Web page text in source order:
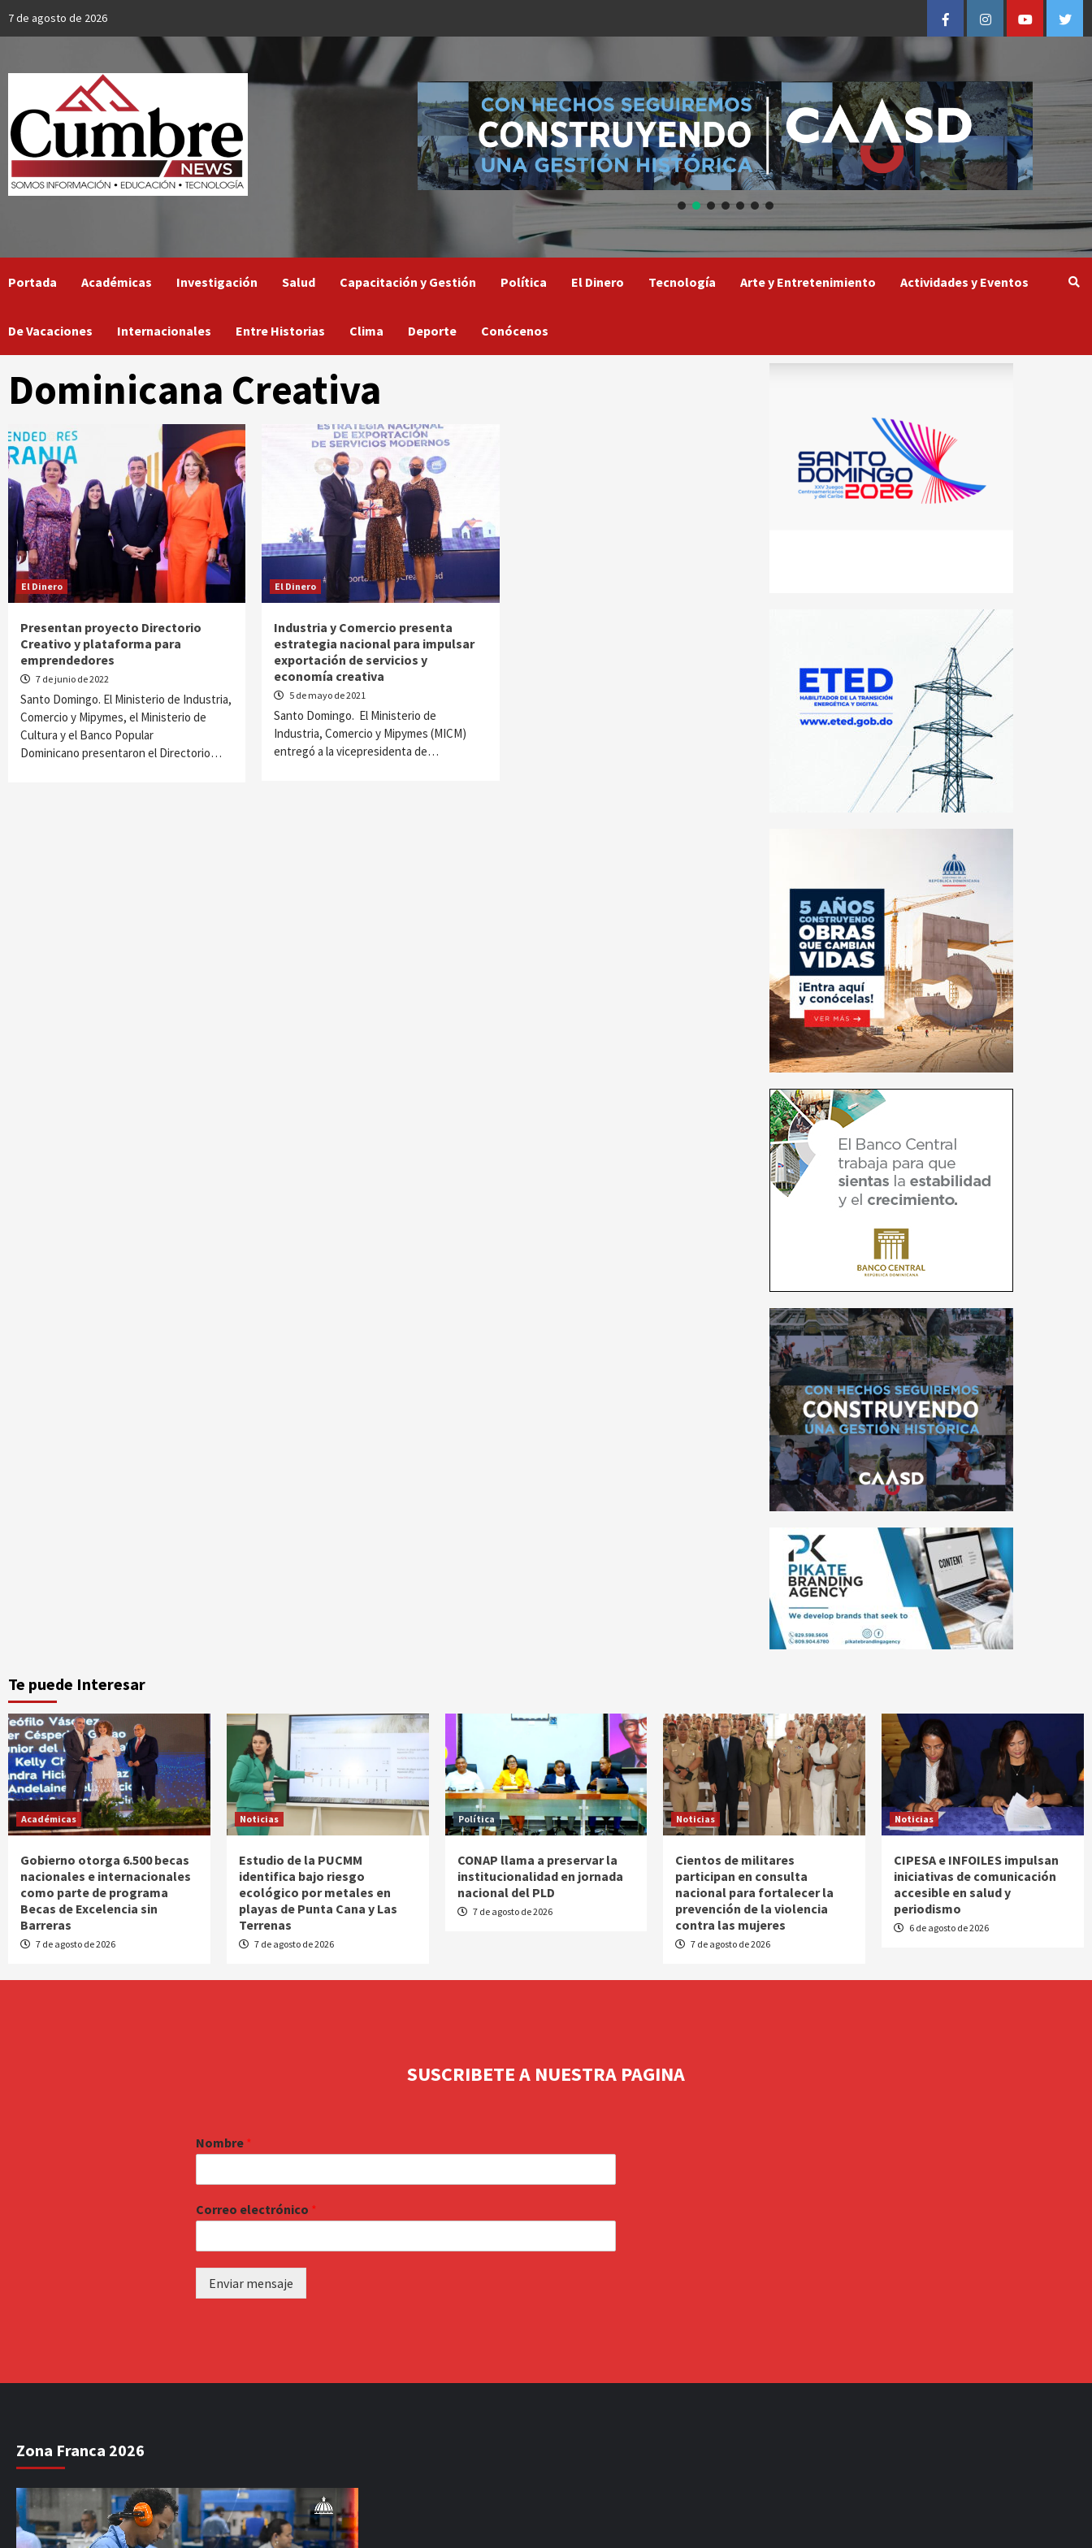
7 de agosto de 2026 FacebookInstagramYoutube
Portada Académicas Investigación Salud Capacitación y Gestión Política El Dinero Tecnología Arte y Entretenimiento Actividades y Eventos
De Vacaciones Internacionales Entre Historias Clima Deporte Conócenos
Dominicana Creativa
El Dinero
Presentan proyecto Directorio
Creativo y plataforma para
emprendedores
7 de junio de 2022
Santo Domingo. El Ministerio de Industria,
Comercio y Mipymes, el Ministerio de
Cultura y el Banco Popular
Dominicano presentaron el Directorio…
El Dinero
Industria y Comercio presenta
estrategia nacional para impulsar
exportación de servicios y
economía creativa
5 de mayo de 2021
Santo Domingo. El Ministerio de
Industria, Comercio y Mipymes (MICM)
entregó a la vicepresidenta de…
Te puede Interesar
Académicas
Gobierno otorga 6.500 becas
nacionales e internacionales
como parte de programa
Becas de Excelencia sin
Barreras
7 de agosto de 2026
Noticias
Estudio de la PUCMM
identifica bajo riesgo
ecológico por metales en
playas de Punta Cana y Las
Terrenas
7 de agosto de 2026
Política
CONAP llama a preservar la
institucionalidad en jornada
nacional del PLD
7 de agosto de 2026
Noticias
Cientos de militares
participan en consulta
nacional para fortalecer la
prevención de la violencia
contra las mujeres
7 de agosto de 2026
Noticias
CIPESA e INFOILES impulsan
iniciativas de comunicación
accesible en salud y
periodismo
6 de agosto de 2026
SUSCRIBETE A NUESTRA PAGINA
Nombre *
Correo electrónico *
Enviar mensaje
Zona Franca 2026
Reproductor
de
vídeo